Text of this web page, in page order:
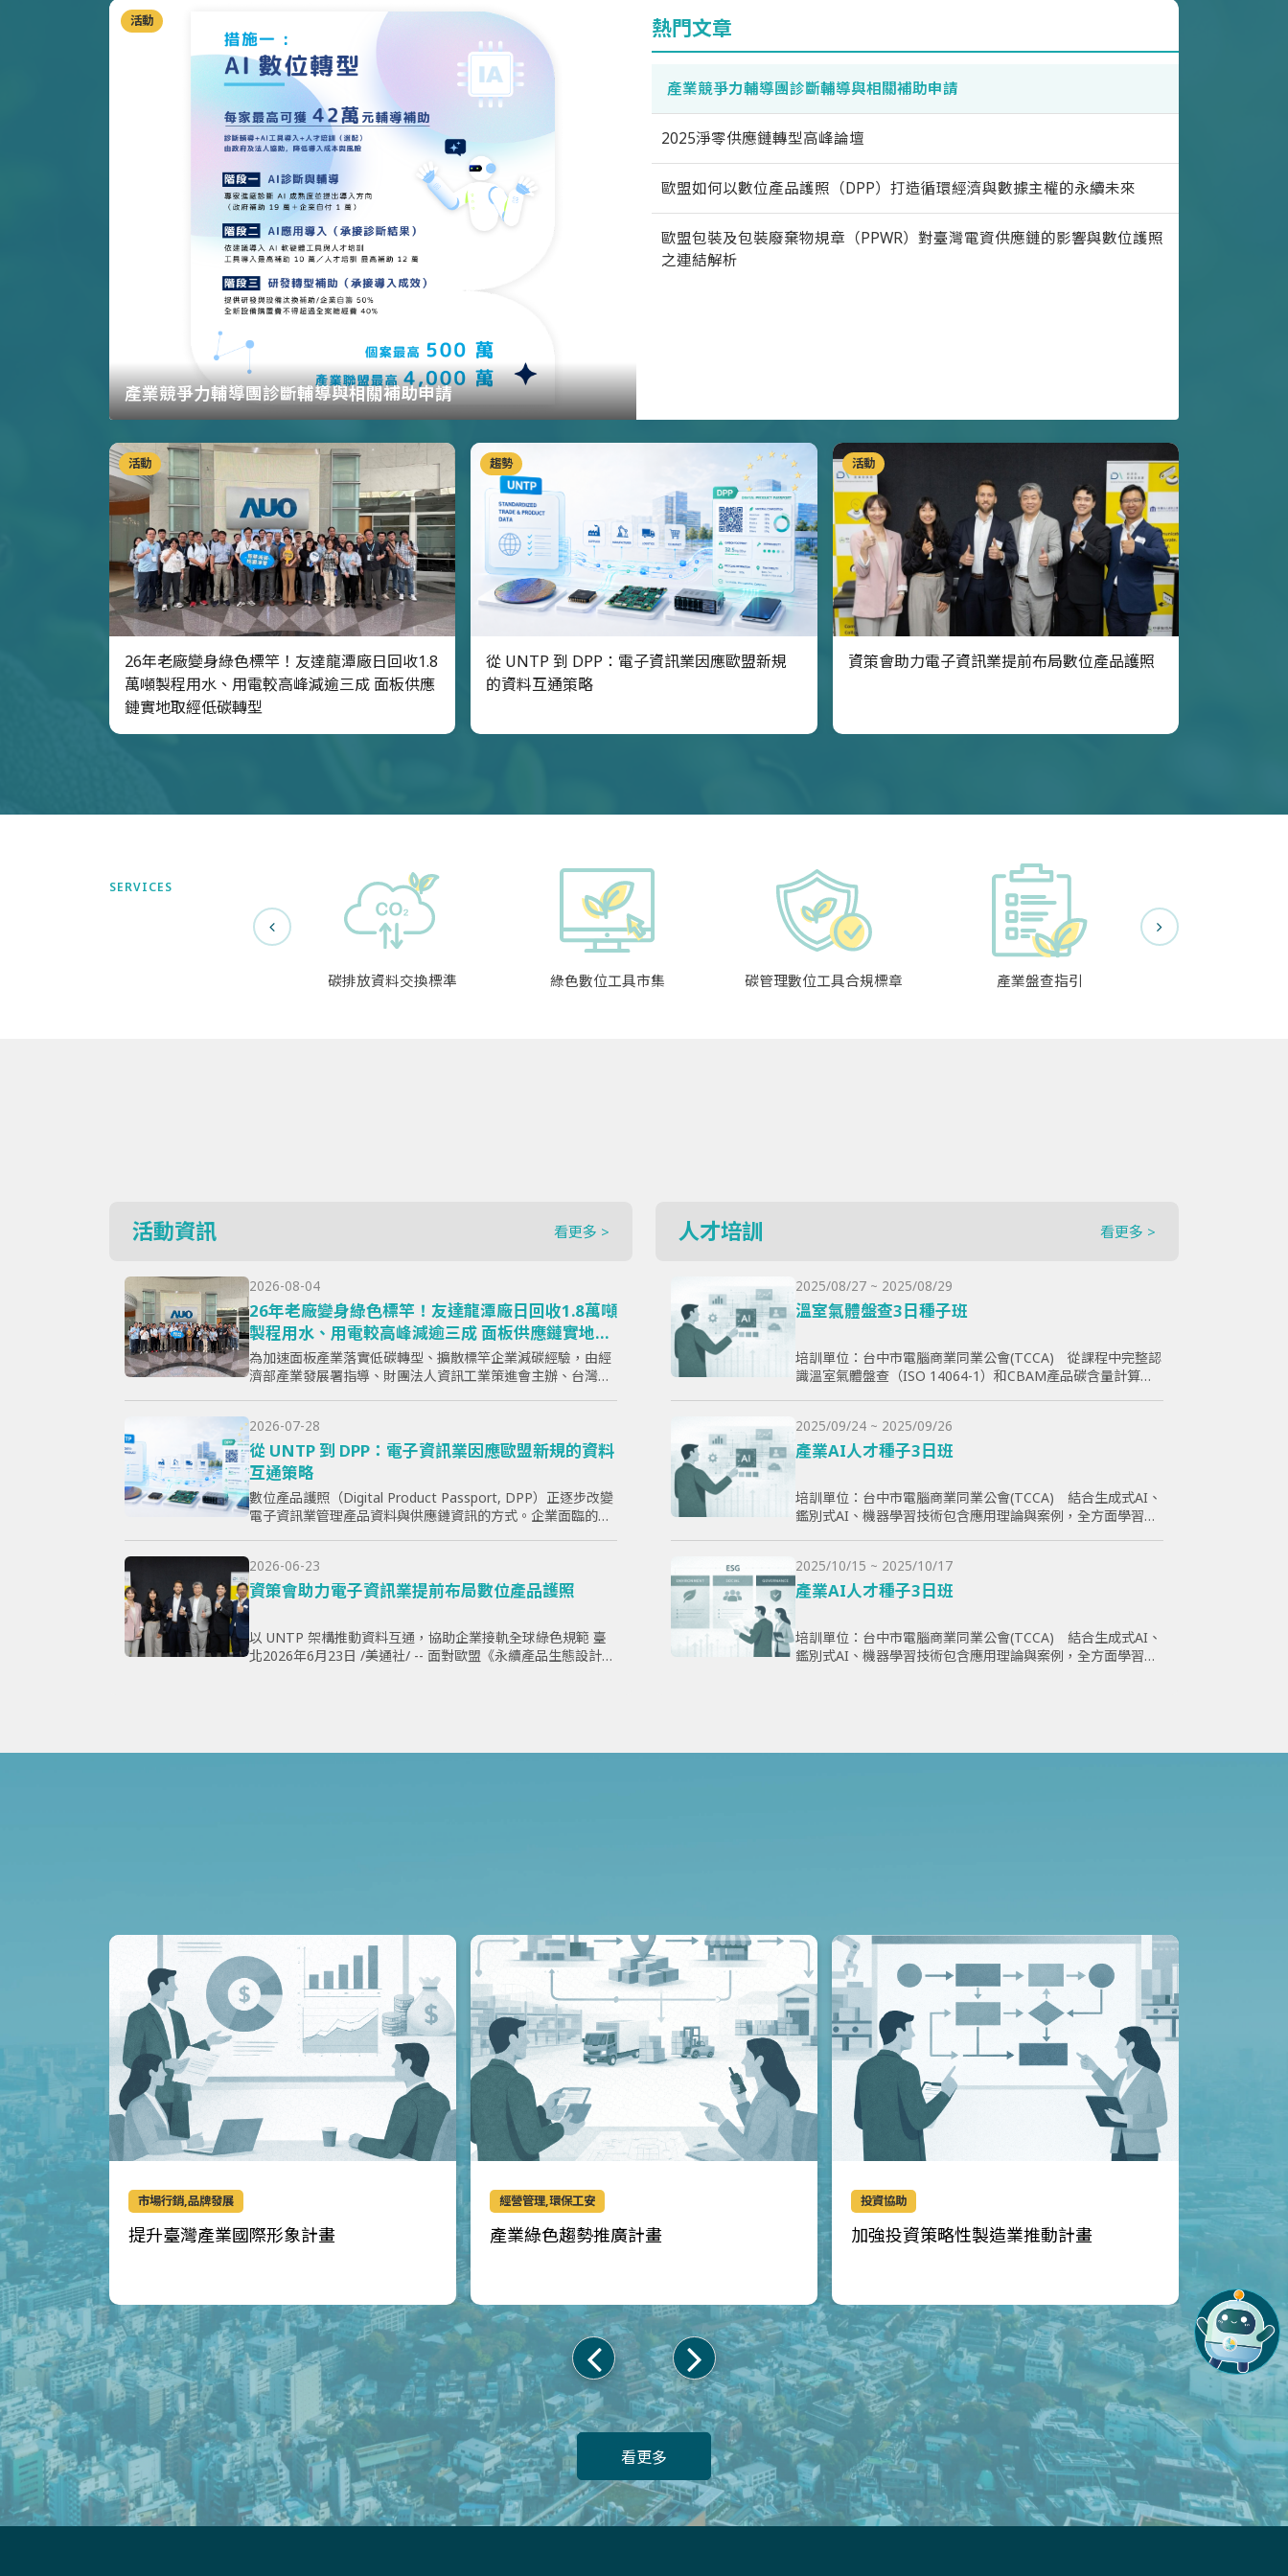
產業競爭力輔導團診斷輔導與相關補助申請
活動 熱門文章
產業競爭力輔導團診斷輔導與相關補助申請
2025淨零供應鏈轉型高峰論壇
歐盟如何以數位產品護照（DPP）打造循環經濟與數據主權的永續未來
歐盟包裝及包裝廢棄物規章（PPWR）對臺灣電資供應鏈的影響與數位護照
之連結解析
活動
26年老廠變身綠色標竿！友達龍潭廠日回收1.8
萬噸製程用水、用電較高峰減逾三成 面板供應
鏈實地取經低碳轉型
趨勢
從 UNTP 到 DPP：電子資訊業因應歐盟新規
的資料互通策略
活動
資策會助力電子資訊業提前布局數位產品護照
SERVICES
碳排放資料交換標準 綠色數位工具市集 碳管理數位工具合規標章 產業盤查指引
活動資訊 看更多 >
2026-08-04
26年老廠變身綠色標竿！友達龍潭廠日回收1.8萬噸
製程用水、用電較高峰減逾三成 面板供應鏈實地取
經低碳轉型
為加速面板產業落實低碳轉型、擴散標竿企業減碳經驗，由經
濟部產業發展署指導、財團法人資訊工業策進會主辦、台灣顯
2026-07-28
從 UNTP 到 DPP：電子資訊業因應歐盟新規的資料
互通策略
數位產品護照（Digital Product Passport, DPP）正逐步改變
電子資訊業管理產品資料與供應鏈資訊的方式。企業面臨的核
2026-06-23
資策會助力電子資訊業提前布局數位產品護照
以 UNTP 架構推動資料互通，協助企業接軌全球綠色規範 臺
北2026年6月23日 /美通社/ -- 面對歐盟《永續產品生態設計法
人才培訓 看更多 >
2025/08/27 ~ 2025/08/29
溫室氣體盤查3日種子班
培訓單位：台中市電腦商業同業公會(TCCA) 從課程中完整認
識溫室氣體盤查（ISO 14064-1）和CBAM產品碳含量計算原
企業實現減碳目標。
2025/09/24 ~ 2025/09/26
產業AI人才種子3日班
培訓單位：台中市電腦商業同業公會(TCCA) 結合生成式AI、
鑑別式AI、機器學習技術包含應用理論與案例，全方面學習與
2025/10/15 ~ 2025/10/17
產業AI人才種子3日班
培訓單位：台中市電腦商業同業公會(TCCA) 結合生成式AI、
鑑別式AI、機器學習技術包含應用理論與案例，全方面學習與
市場行銷,品牌發展
提升臺灣產業國際形象計畫
經營管理,環保工安
產業綠色趨勢推廣計畫
投資協助
加強投資策略性製造業推動計畫
生產技術
智慧機
上
一
頁
下
一
頁
看更多